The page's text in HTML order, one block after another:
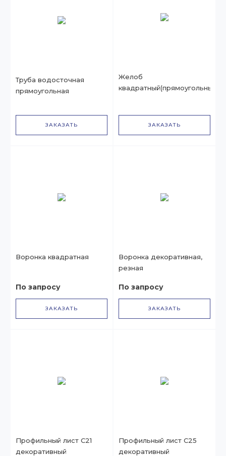
Труба водосточная
прямоугольная
ЗАКАЗАТЬ
Желоб
квадратный(прямоугольный)
ЗАКАЗАТЬ
Воронка квадратная
По запросу
ЗАКАЗАТЬ
Воронка декоративная,
резная
По запросу
ЗАКАЗАТЬ
Профильный лист С21
декоративный
Профильный лист С25
декоративный